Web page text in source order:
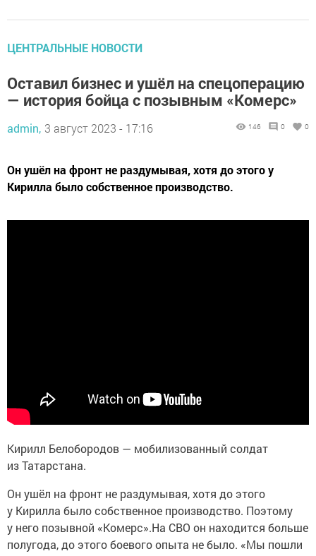
ЦЕНТРАЛЬНЫЕ НОВОСТИ
Оставил бизнес и ушёл на спецоперацию
— история бойца с позывным «Комерс»
admin, 3 август 2023 - 17:16 146 0 0
Он ушёл на фронт не раздумывая, хотя до этого у
Кирилла было собственное производство.
Кирилл Белобородов — мобилизованный солдат
из Татарстана.
Он ушёл на фронт не раздумывая, хотя до этого
у Кирилла было собственное производство. Поэтому
у него позывной «Комерс».На СВО он находится больше
полугода, до этого боевого опыта не было. «Мы пошли